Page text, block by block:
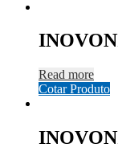
Read more
Cotar Produto